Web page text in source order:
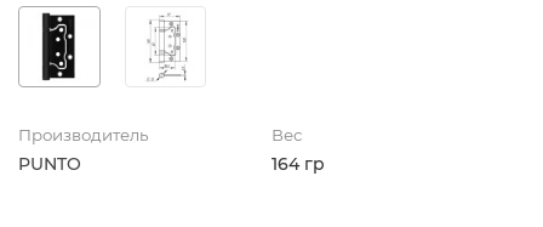
Производитель
PUNTO
Вес
164 гр